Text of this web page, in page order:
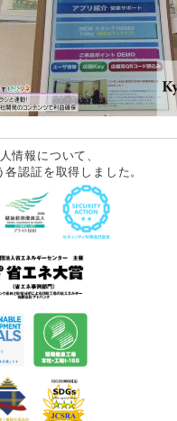
情報について、
認証を取得しました。